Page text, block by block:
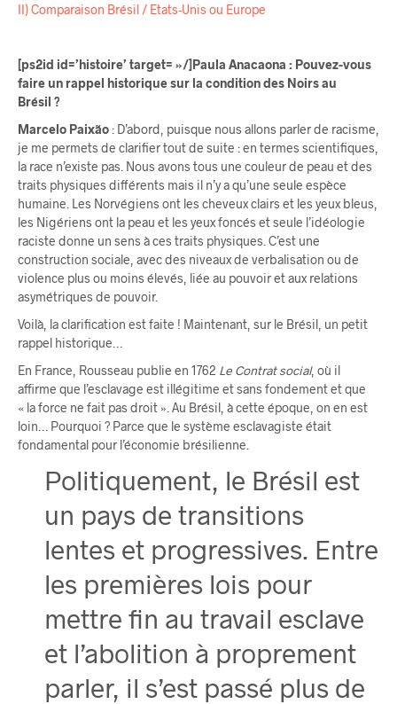
II) Comparaison Brésil / Etats-Unis ou Europe
[ps2id id=’histoire’ target= »/]Paula Anacaona : Pouvez-vous
faire un rappel historique sur la condition des Noirs au
Brésil ?
Marcelo Paixão: D’abord, puisque nous allons parler de racisme,
je me permets de clarifier tout de suite : en termes scientifiques,
la race n’existe pas. Nous avons tous une couleur de peau et des
traits physiques différents mais il n’y a qu’une seule espèce
humaine. Les Norvégiens ont les cheveux clairs et les yeux bleus,
les Nigériens ont la peau et les yeux foncés et seule l’idéologie
raciste donne un sens à ces traits physiques. C’est une
construction sociale, avec des niveaux de verbalisation ou de
violence plus ou moins élevés, liée au pouvoir et aux relations
asymétriques de pouvoir.
Voilà, la clarification est faite ! Maintenant, sur le Brésil, un petit
rappel historique…
En France, Rousseau publie en 1762 Le Contrat social, où il
affirme que l’esclavage est illégitime et sans fondement et que
« la force ne fait pas droit ». Au Brésil, à cette époque, on en est
loin… Pourquoi ? Parce que le système esclavagiste était
fondamental pour l’économie brésilienne.
Politiquement, le Brésil est
un pays de transitions
lentes et progressives. Entre
les premières lois pour
mettre fin au travail esclave
et l’abolition à proprement
parler, il s’est passé plus de